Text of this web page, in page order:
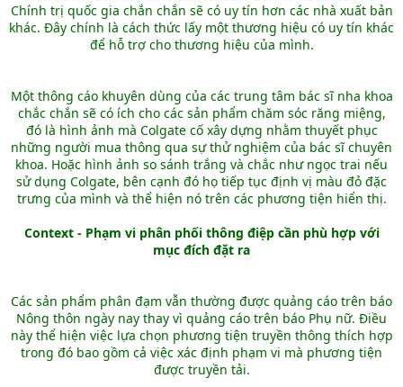
Chính trị quốc gia chắn chắn sẽ có uy tín hơn các nhà xuất bản
khác. Đây chính là cách thức lấy một thương hiệu có uy tín khác
để hỗ trợ cho thương hiệu của mình.
Một thông cáo khuyên dùng của các trung tâm bác sĩ nha khoa
chắc chắn sẽ có ích cho các sản phẩm chăm sóc răng miệng,
đó là hình ảnh mà Colgate cố xây dựng nhằm thuyết phục
những người mua thông qua sự thử nghiệm của bác sĩ chuyên
khoa. Hoặc hình ảnh so sánh trắng và chắc như ngọc trai nếu
sử dụng Colgate, bên cạnh đó họ tiếp tục định vị màu đỏ đặc
trưng của mình và thể hiện nó trên các phương tiện hiển thị.
Context - Phạm vi phân phối thông điệp cần phù hợp với
mục đích đặt ra
Các sản phẩm phân đạm vẫn thường được quảng cáo trên báo
Nông thôn ngày nay thay vì quảng cáo trên báo Phụ nữ. Điều
này thể hiện việc lựa chọn phương tiện truyền thông thích hợp
trong đó bao gồm cả việc xác định phạm vi mà phương tiện
được truyền tải.